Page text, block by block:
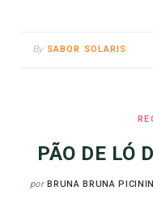
By SABOR SOLARIS
PÃO DE LÓ
por BRUNA BRUNA